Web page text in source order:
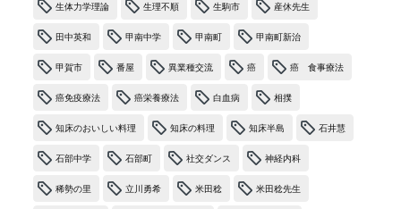
生体力学理論 生理不順 生駒市 産休先生
田中英和 甲南中学 甲南町 甲南町新治
甲賀市 番屋 異業種交流 癌 癌 食事療法
癌免疫療法 癌栄養療法 白血病 相撲
知床のおいしい料理 知床の料理 知床半島 石井慧
石部中学 石部町 社交ダンス 神経内科
稀勢の里 立川勇希 米田稔 米田稔先生